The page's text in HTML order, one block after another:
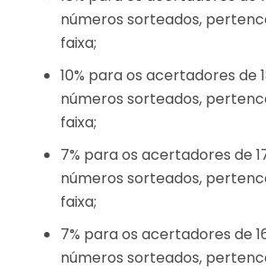
números sorteados,
faixa;
10% para os acertadores de
números sorteados,
faixa;
7% para os acertadores de
números sorteados,
faixa;
7% para os acertadores de
números sorteados,